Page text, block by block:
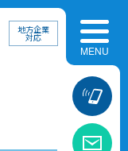
地方企業
対応